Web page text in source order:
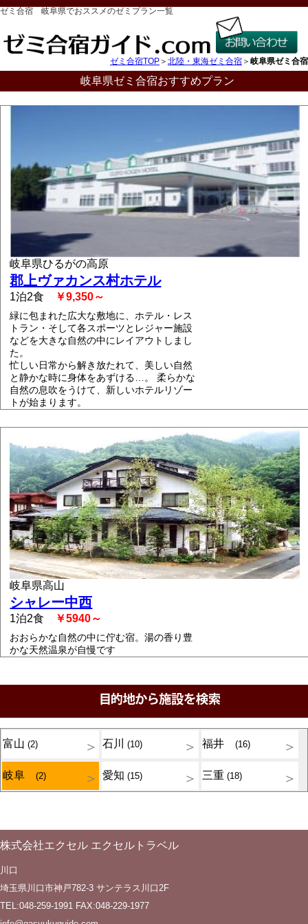
ゼミ合宿 岐阜県でおススメのゼミプラン一覧
ゼミ合宿TOP ＞ 北陸・東海ゼミ合宿 ＞ 岐阜県ゼミ合宿
岐阜県ゼミ合宿おすすめプラン
岐阜県ひるがの高原
郡上ヴァカンス村ホテル
1泊2食 ￥9,350～
緑に包まれた広大な敷地に、ホテル・レス
トラン・そして各スポーツとレジャー施設
などを大きな自然の中にレイアウトしまし
た。
忙しい日常から解き放たれて、美しい自然
と静かな時に身体をあずける…。 柔らかな
自然の息吹をうけて、新しいホテルリゾー
トが始まります。
岐阜県高山
シャレー中西
1泊2食 ￥5940～
おおらかな自然の中に佇む宿。湯の香り豊
かな天然温泉が自慢です
富山(2) 石川(10) 福井(16)
岐阜(2) 愛知(15) 三重(18)
株式会社エクセル エクセルトラベル
川口
埼玉県川口市神戸782-3 サンテラス川口2F
TEL:048-259-1991 FAX:048-229-1977